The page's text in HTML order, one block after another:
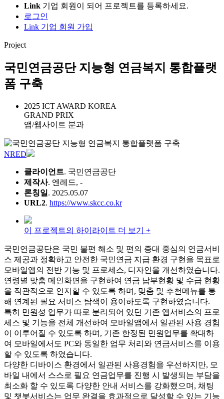
Link 기업 회원이 되어 프로젝트를 등록하세요.
로그인
Link 기업 회원 가입
Project
국민연금공단 지능형 연금복지 통합플랫
폼 구축
2025 ICT AWARD KOREA
GRAND PRIX
앱/웹사이트 분과
NRED
클라이언트. 국민연금공단
제작사. 엔레드, -
론칭일 . 2025.05.07
URL2. https://www.skcc.co.kr
이 프로젝트의 하이라이트 더 보기 +
국민연금공단은 국민 불편 해소 및 편의 증대 중심의 연금서비
스 제공과 정확하고 안전한 국민연금 지급 환경 구현을 목표로
모바일앱의 전반 기능 및 프로세스, 디자인을 개선하였습니다.
연령별 맞춤 메인화면을 구현하여 연금 납부현황 및 수급 현황
을 직관적으로 인지할 수 있도록 하며, 맞춤 및 추천메뉴를 통
해 연계된 필요 서비스 탐색이 용이하도록 구현하였습니다.
특히 민원성 업무가 따로 분리되어 있던 기존 앱서비스의 프로
세스 및 기능을 전체 개선하여 모바일앱에서 일관된 사용 경험
이 이루어질 수 있도록 하며, 기존 한정된 민원업무를 확대하
여 모바일에서도 PC와 동일한 업무 처리와 연금서비스를 이용
할 수 있도록 하였습니다.
다양한 디바이스 환경에서 일관된 사용경험을 우선하지만, 모
바일 내에서 스스로 필요 연금업무를 진행 시 발생되는 부담을
최소화 할 수 있도록 다양한 안내 서비스를 강화했으며, 채팅
및 챗봇서비스는 업무 완결을 효과적으로 달성할 수 있는 기능